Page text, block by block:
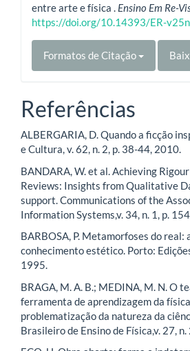
entre arte e física . Ensino Em Re-
https://doi.org/10.14393/ER-
Formatos de Citação
Referências
ALBERGARIA, D. Quando a ficção
e Cultura, v. 62, n. 2, p. 38-44, 2010.
BANDARA, W. et al. Achieving
Reviews: Insights from Qualitative
support. Communications of the
Information Systems,v. 34, n. 1, p.
BARBOSA, P. Metamorfoses do real:
conhecimento estético. Porto:
1995.
BRAGA, M. A. B.; MEDINA, M. N. O
ferramenta de aprendizagem da
problematização da natureza da
Brasileiro de Ensino de Física,v. 27,